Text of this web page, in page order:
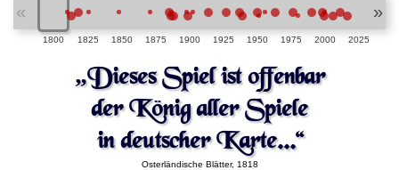
« »
1800 1825 1850 1875 1900 1925 1950 1975 2000 2025
„Dieses Spiel ist offenbar
der König aller Spiele
in deutscher Karte...“
Osterländische Blätter, 1818